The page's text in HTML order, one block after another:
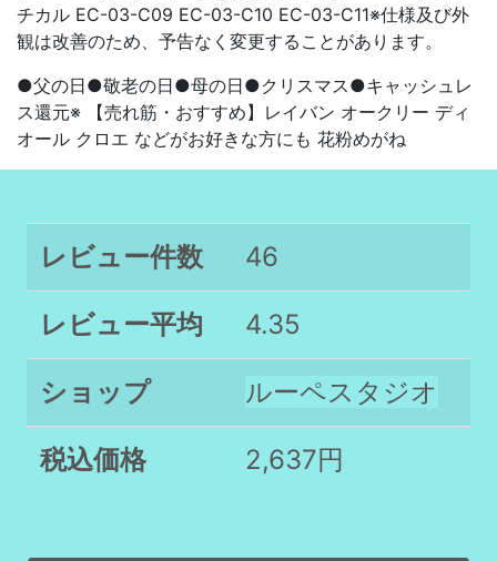
チカル EC-03-C09 EC-03-C10 EC-03-C11※仕様及び外
観は改善のため、予告なく変更することがあります。
●父の日●敬老の日●母の日●クリスマス●キャッシュレ
ス還元※ 【売れ筋・おすすめ】レイバン オークリー ディ
オール クロエ などがお好きな方にも 花粉めがね
レビュー件数 46
レビュー平均 4.35
ショップ ルーペスタジオ
税込価格 2,637円